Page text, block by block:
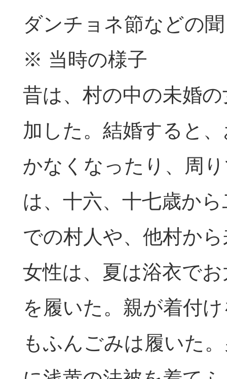
ダンチョネ節などの
※ 当時の様子
昔は、村の中の未婚
加した。結婚すると
かなくなったり、周
は、十六、十七歳か
での村人や、他村か
女性は、夏は浴衣で
を履いた。親が着付
もふんごみは履いた